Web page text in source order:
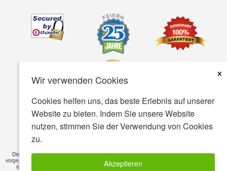
Wir verwenden Cookies
×
Cookies helfen uns, das beste Erlebnis auf unserer
Website zu bieten. Indem Sie unsere Website
nutzen, stimmen Sie der Verwendung von Cookies
zu.
Akzeptieren
© Copyright 2001-2026 BIOVEA. Alle rechte vorbehalten
Die auf dieser Webseite enthaltenen Informationen sind nur für das allgemeine Wissen
vorgesehen und sind nicht als Ersatz für ein professionelles Gutachten oder Behandlung für
spezifische Krankheiten. Fragen Sie immer erst Ihren Arzt wenn Sie eine bestimmte